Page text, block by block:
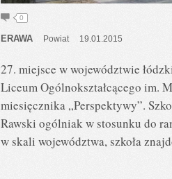
0
ERAWA Powiat 19.01.2015
27. miejsce w województwie
Liceum Ogólnokształcącego im.
miesięcznika „Perspektywy”.
Rawski ogólniak w stosunku do
w skali województwa, szkoła